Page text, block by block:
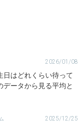
2026/01/08
日はどれくらい待って
データから見る平均と
2025/12/25